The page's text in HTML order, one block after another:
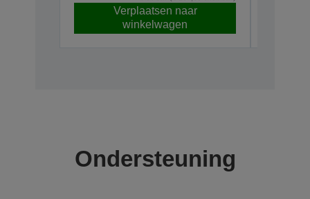
Verplaatsen naar
winkelwagen
Ondersteuning